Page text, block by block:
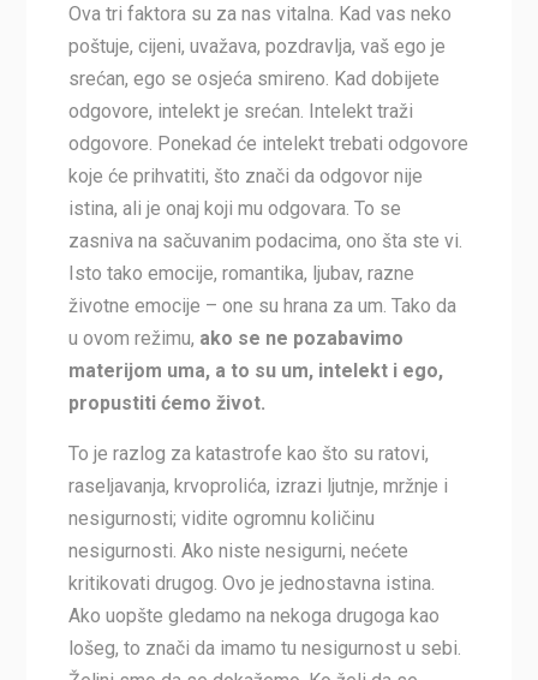
Ova tri faktora su za nas vitalna. Kad vas neko
poštuje, cijeni, uvažava, pozdravlja, vaš ego je
srećan, ego se osjeća smireno. Kad dobijete
odgovore, intelekt je srećan. Intelekt traži
odgovore. Ponekad će intelekt trebati odgovore
koje će prihvatiti, što znači da odgovor nije
istina, ali je onaj koji mu odgovara. To se
zasniva na sačuvanim podacima, ono šta ste vi.
Isto tako emocije, romantika, ljubav, razne
životne emocije – one su hrana za um. Tako da
u ovom režimu, ako se ne pozabavimo
materijom uma, a to su um, intelekt i ego,
propustiti ćemo život.
To je razlog za katastrofe kao što su ratovi,
raseljavanja, krvoprolića, izrazi ljutnje, mržnje i
nesigurnosti; vidite ogromnu količinu
nesigurnosti. Ako niste nesigurni, nećete
kritikovati drugog. Ovo je jednostavna istina.
Ako uopšte gledamo na nekoga drugoga kao
lošeg, to znači da imamo tu nesigurnost u sebi.